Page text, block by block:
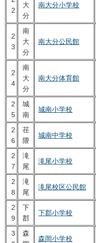
2
大
分
南大分小学校
2
3
南
大
分
南大分公民館
2
4
南
大
分
南大分体育館
2
5
城
南
城南小学校
2
6
荏
隈
城南中学校
2
7
滝
尾
滝尾小学校
2
8
滝
尾
滝尾校区公民館
2
9
下
郡
下郡小学校
3
森
森岡小学校